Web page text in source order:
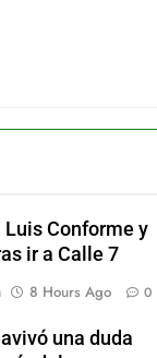
Luis Conforme y
ir a Calle 7
8 Hours Ago 0
una duda